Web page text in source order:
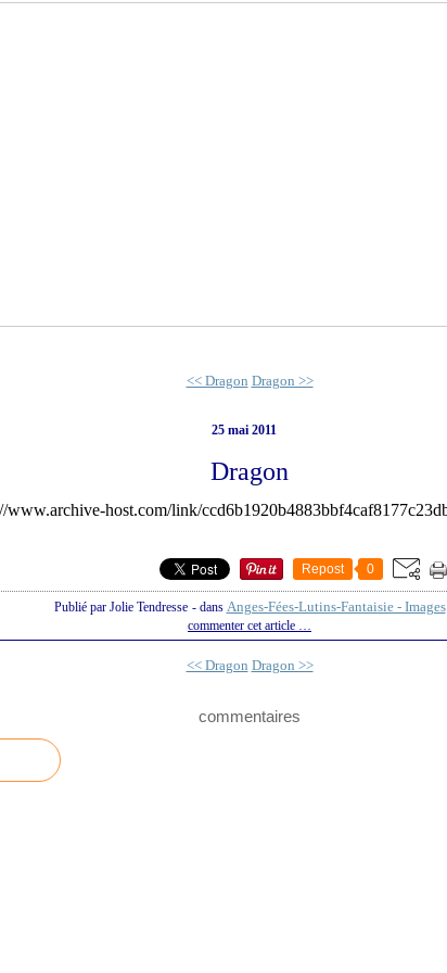
<< Dragon Dragon >>
25 mai 2011
Dragon
Repost 0
Publié par Jolie Tendresse -dans Anges-Fées-Lutins-Fantaisie - Images
commenter cet article …
<< Dragon Dragon >>
commentaires